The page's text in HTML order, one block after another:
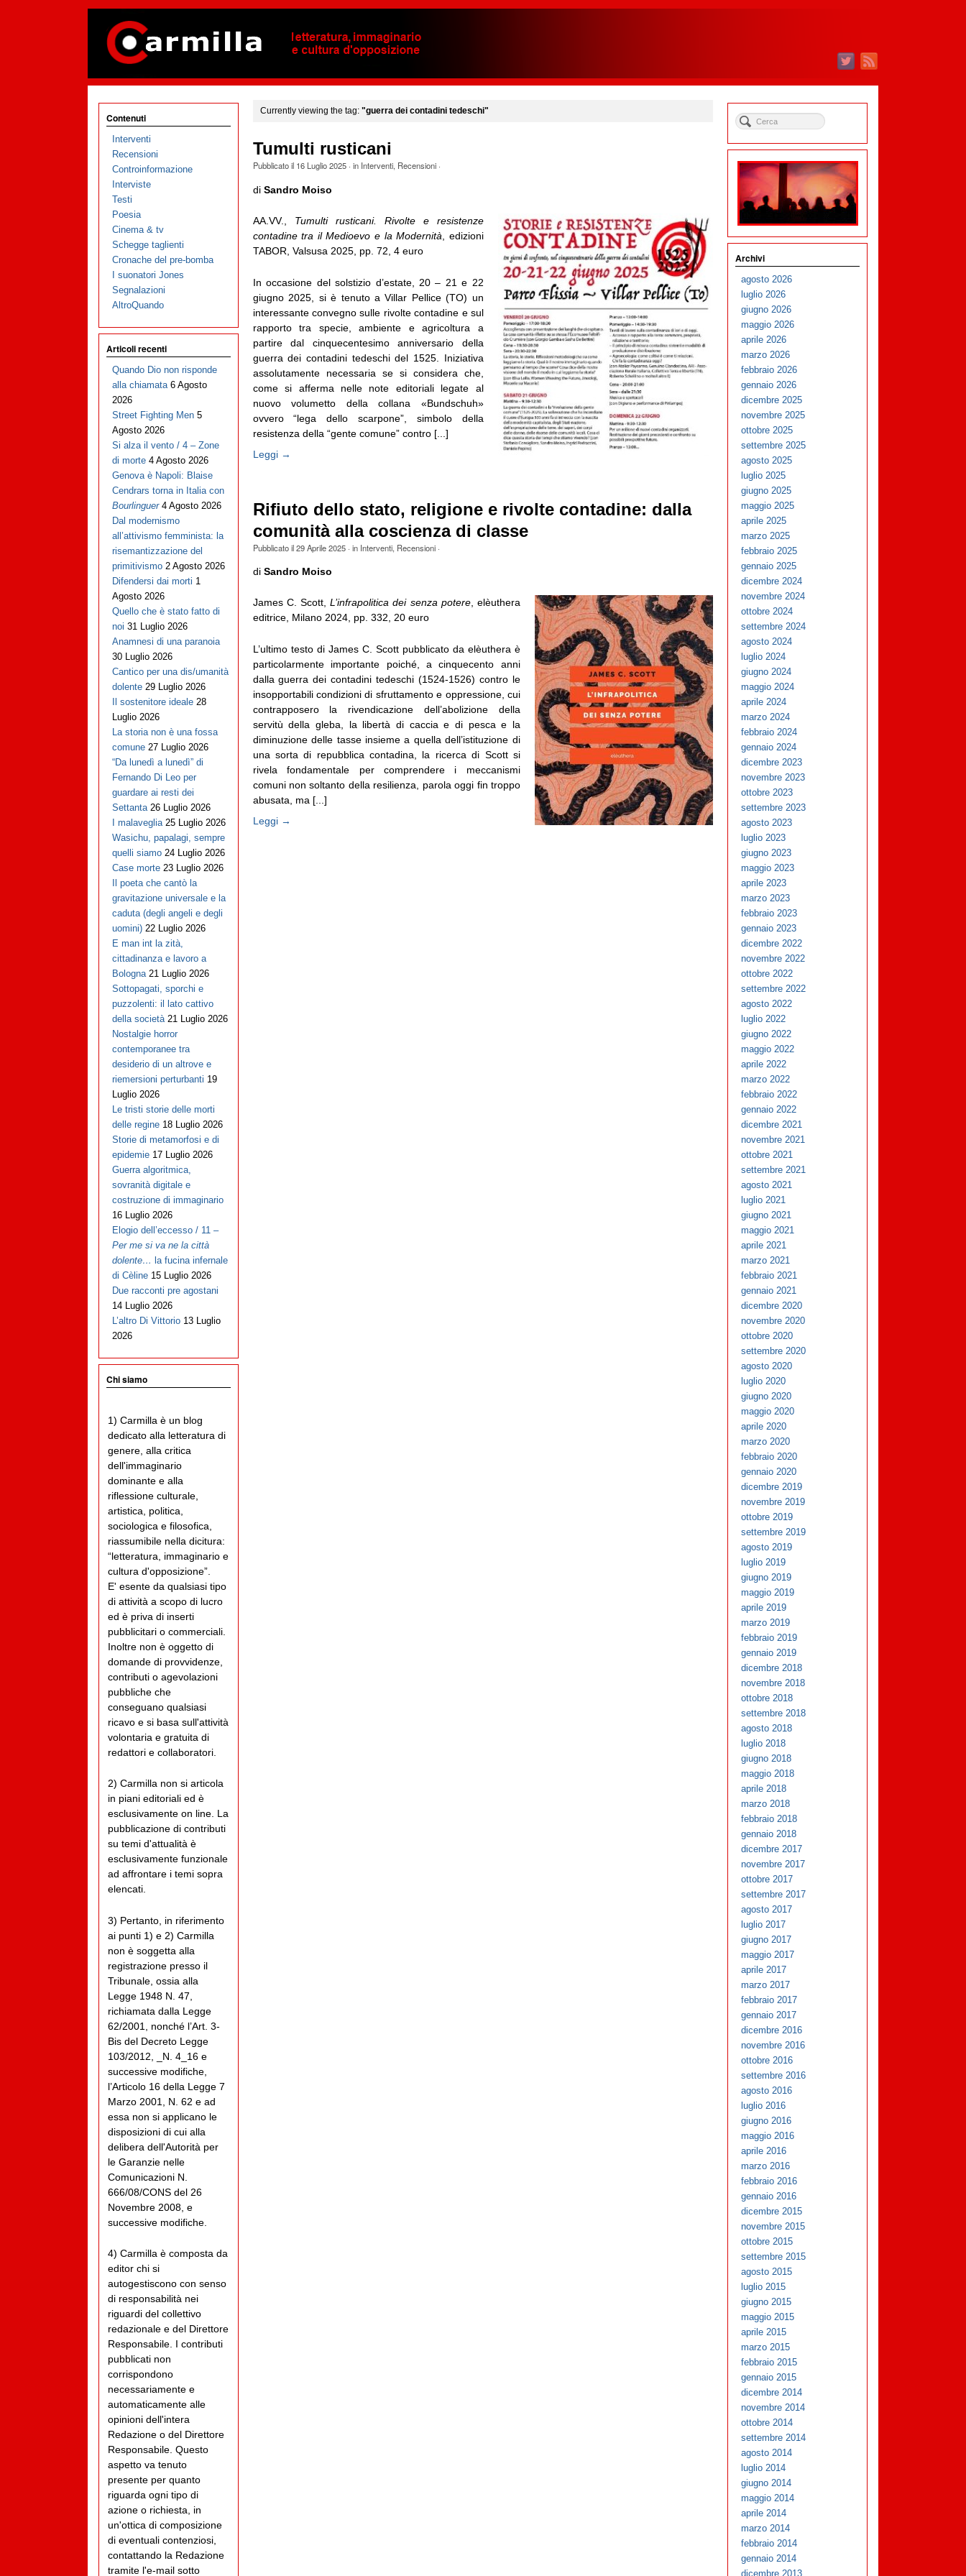
Currently viewing the tag: "guerra dei contadini tedeschi"
Tumulti rusticani
Pubblicato il 16 Luglio 2025· in Interventi, Recensioni·
di Sandro Moiso
AA.VV., Tumulti rusticani. Rivolte e resistenze
contadine tra il Medioevo e la Modernità , edizioni
TABOR, Valsusa 2025, pp. 72, 4 euro
In occasione del solstizio d’estate, 20 – 21 e 22
giugno 2025, si è tenuto a Villar Pellice (TO) un
interessante convegno sulle rivolte contadine e sul
rapporto tra specie, ambiente e agricoltura a
partire dal cinquecentesimo anniversario della
guerra dei contadini tedeschi del 1525. Iniziativa
assolutamente necessaria se si considera che,
come si afferma nelle note editoriali legate al
nuovo volumetto della collana «Bundschuh»
ovvero “lega dello scarpone”, simbolo della
resistenza della “gente comune” contro [...]
Leggi →
Rifiuto dello stato, religione e rivolte contadine: dalla
comunità alla coscienza di classe
Pubblicato il29 Aprile 2025· in Interventi, Recensioni·
di Sandro Moiso
James C. Scott,L’infrapolitica dei senza potere, elèuthera
editrice, Milano 2024, pp. 332, 20 euro
L’ultimo testo di James C. Scott pubblicato da elèuthera è
particolarmente importante poiché, a cinquecento anni
dalla guerra dei contadini tedeschi (1524-1526) contro le
insopportabili condizioni di sfruttamento e oppressione, cui
contrapposero la rivendicazione dell’abolizione della
servitù della gleba, la libertà di caccia e di pesca e la
diminuzione delle tasse insieme a quella dell’istituzione di
una sorta di repubblica contadina, la ricerca di Scott si
rivela fondamentale per comprendere i meccanismi
comuni non soltanto della resilienza, parola oggi fin troppo
abusata, ma [...]
Leggi →
Contenuti
Interventi
Recensioni
Controinformazione
Interviste
Testi
Poesia
Cinema & tv
Schegge taglienti
Cronache del pre-bomba
I suonatori Jones
Segnalazioni
AltroQuando
Articoli recenti
Quando Dio non risponde
alla chiamata 6 Agosto
2026
Street Fighting Men 5
Agosto 2026
Si alza il vento / 4 – Zone
di morte 4 Agosto 2026
Genova è Napoli: Blaise
Cendrars torna in Italia con
Bourlinguer 4 Agosto 2026
Dal modernismo
all’attivismo femminista: la
risemantizzazione del
primitivismo 2 Agosto 2026
Difendersi dai morti 1
Agosto 2026
Quello che è stato fatto di
noi 31 Luglio 2026
Anamnesi di una paranoia
30 Luglio 2026
Cantico per una dis/umanità
dolente 29 Luglio 2026
Il sostenitore ideale 28
Luglio 2026
La storia non è una fossa
comune 27 Luglio 2026
“Da lunedì a lunedì” di
Fernando Di Leo per
guardare ai resti dei
Settanta 26 Luglio 2026
I malaveglia 25 Luglio 2026
Wasichu, papalagi, sempre
quelli siamo 24 Luglio 2026
Case morte 23 Luglio 2026
Il poeta che cantò la
gravitazione universale e la
caduta (degli angeli e degli
uomini) 22 Luglio 2026
E man int la zità,
cittadinanza e lavoro a
Bologna 21 Luglio 2026
Sottopagati, sporchi e
puzzolenti: il lato cattivo
della società 21 Luglio 2026
Nostalgie horror
contemporanee tra
desiderio di un altrove e
riemersioni perturbanti 19
Luglio 2026
Le tristi storie delle morti
delle regine 18 Luglio 2026
Storie di metamorfosi e di
epidemie 17 Luglio 2026
Guerra algoritmica,
sovranità digitale e
costruzione di immaginario
16 Luglio 2026
Elogio dell’eccesso / 11 –
Per me si va ne la città
dolente… la fucina infernale
di Cèline 15 Luglio 2026
Due racconti pre agostani
14 Luglio 2026
L’altro Di Vittorio 13 Luglio
2026
Chi siamo
1) Carmilla è un blog
dedicato alla letteratura di
genere, alla critica
dell'immaginario
dominante e alla
riflessione culturale,
artistica, politica,
sociologica e filosofica,
riassumibile nella dicitura:
“letteratura, immaginario e
cultura d'opposizione”.
E' esente da qualsiasi tipo
di attività a scopo di lucro
ed è priva di inserti
pubblicitari o commerciali.
Inoltre non è oggetto di
domande di provvidenze,
contributi o agevolazioni
pubbliche che
conseguano qualsiasi
ricavo e si basa sull'attività
volontaria e gratuita di
redattori e collaboratori.
2) Carmilla non si articola
in piani editoriali ed è
esclusivamente on line. La
pubblicazione di contributi
su temi d'attualità è
esclusivamente funzionale
ad affrontare i temi sopra
elencati.
3) Pertanto, in riferimento
ai punti 1) e 2) Carmilla
non è soggetta alla
registrazione presso il
Tribunale, ossia alla
Legge 1948 N. 47,
richiamata dalla Legge
62/2001, nonché l’Art. 3-
Bis del Decreto Legge
103/2012, _N. 4_16 e
successive modifiche,
l’Articolo 16 della Legge 7
Marzo 2001, N. 62 e ad
essa non si applicano le
disposizioni di cui alla
delibera dell'Autorità per
le Garanzie nelle
Comunicazioni N.
666/08/CONS del 26
Novembre 2008, e
successive modifiche.
4) Carmilla è composta da
editor chi si
autogestiscono con senso
di responsabilità nei
riguardi del collettivo
redazionale e del Direttore
Responsabile. I contributi
pubblicati non
corrispondono
necessariamente e
automaticamente alle
opinioni dell'intera
Redazione o del Direttore
Responsabile. Questo
aspetto va tenuto
presente per quanto
riguarda ogni tipo di
azione o richiesta, in
un'ottica di composizione
di eventuali contenziosi,
contattando la Redazione
tramite l'e-mail sotto
Archivi
agosto 2026
luglio 2026
giugno 2026
maggio 2026
aprile 2026
marzo 2026
febbraio 2026
gennaio 2026
dicembre 2025
novembre 2025
ottobre 2025
settembre 2025
agosto 2025
luglio 2025
giugno 2025
maggio 2025
aprile 2025
marzo 2025
febbraio 2025
gennaio 2025
dicembre 2024
novembre 2024
ottobre 2024
settembre 2024
agosto 2024
luglio 2024
giugno 2024
maggio 2024
aprile 2024
marzo 2024
febbraio 2024
gennaio 2024
dicembre 2023
novembre 2023
ottobre 2023
settembre 2023
agosto 2023
luglio 2023
giugno 2023
maggio 2023
aprile 2023
marzo 2023
febbraio 2023
gennaio 2023
dicembre 2022
novembre 2022
ottobre 2022
settembre 2022
agosto 2022
luglio 2022
giugno 2022
maggio 2022
aprile 2022
marzo 2022
febbraio 2022
gennaio 2022
dicembre 2021
novembre 2021
ottobre 2021
settembre 2021
agosto 2021
luglio 2021
giugno 2021
maggio 2021
aprile 2021
marzo 2021
febbraio 2021
gennaio 2021
dicembre 2020
novembre 2020
ottobre 2020
settembre 2020
agosto 2020
luglio 2020
giugno 2020
maggio 2020
aprile 2020
marzo 2020
febbraio 2020
gennaio 2020
dicembre 2019
novembre 2019
ottobre 2019
settembre 2019
agosto 2019
luglio 2019
giugno 2019
maggio 2019
aprile 2019
marzo 2019
febbraio 2019
gennaio 2019
dicembre 2018
novembre 2018
ottobre 2018
settembre 2018
agosto 2018
luglio 2018
giugno 2018
maggio 2018
aprile 2018
marzo 2018
febbraio 2018
gennaio 2018
dicembre 2017
novembre 2017
ottobre 2017
settembre 2017
agosto 2017
luglio 2017
giugno 2017
maggio 2017
aprile 2017
marzo 2017
febbraio 2017
gennaio 2017
dicembre 2016
novembre 2016
ottobre 2016
settembre 2016
agosto 2016
luglio 2016
giugno 2016
maggio 2016
aprile 2016
marzo 2016
febbraio 2016
gennaio 2016
dicembre 2015
novembre 2015
ottobre 2015
settembre 2015
agosto 2015
luglio 2015
giugno 2015
maggio 2015
aprile 2015
marzo 2015
febbraio 2015
gennaio 2015
dicembre 2014
novembre 2014
ottobre 2014
settembre 2014
agosto 2014
luglio 2014
giugno 2014
maggio 2014
aprile 2014
marzo 2014
febbraio 2014
gennaio 2014
dicembre 2013